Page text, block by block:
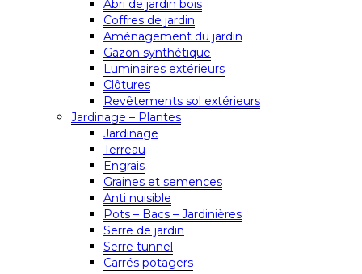
Abri de jardin bois
Coffres de jardin
Aménagement du jardin
Gazon synthétique
Luminaires extérieurs
Clôtures
Revêtements sol extérieurs
Jardinage – Plantes
Jardinage
Terreau
Engrais
Graines et semences
Anti nuisible
Pots – Bacs – Jardinières
Serre de jardin
Serre tunnel
Carrés potagers